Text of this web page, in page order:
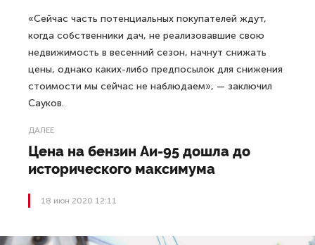
«Сейчас часть потенциальных покупателей ждут,
когда собственники дач, не реализовавшие свою
недвижимость в весенний сезон, начнут снижать
цены, однако каких-либо предпосылок для снижения
стоимости мы сейчас не наблюдаем», — заключил
Сауков.
ДАЛЕЕ
Цена на бензин Аи-95 дошла до
исторического максимума
18 июн 2020 12:11